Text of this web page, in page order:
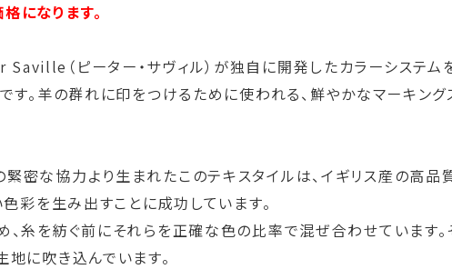
になります。
（ピーター・サヴィル）が独自に開発したカラーシステム
す。羊の群れに印をつけるために使われる、鮮やかなマーキン
な協力より生まれたこのテキスタイルは、イギリス産の高品
彩を生み出すことに成功しています。
糸を紡ぐ前にそれらを正確な色の比率で混ぜ合わせています。
に吹き込んでいます。